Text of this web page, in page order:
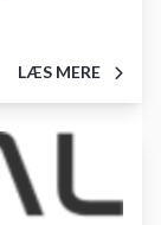
LÆS MERE